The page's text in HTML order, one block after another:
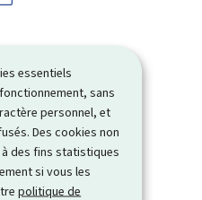
essentiels
sans
personnel, et
Des cookies non
des fins statistiques
si vous les
politique de